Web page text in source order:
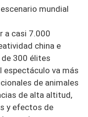
mundial
a casi 7.000
china e
300 élites
espectáculo va más
de animales
de alta altitud,
y efectos de